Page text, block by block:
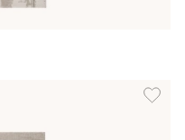
Lägg